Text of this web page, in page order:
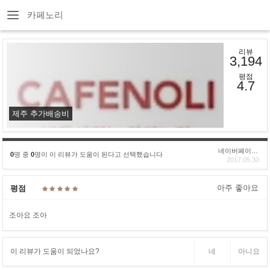
카페노리
제주 추가배송비
리뷰
3,194
평점
4.7
0명 중 0명이 이 리뷰가 도움이 된다고 선택했습니다
2017.05.30
평점 아주 좋아요
조아요 조아
이 리뷰가 도움이 되었나요? 네 아니요